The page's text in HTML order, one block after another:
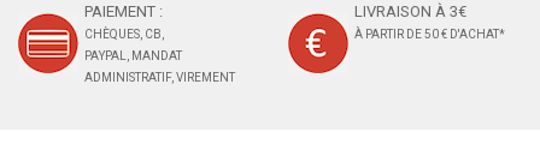
PAIEMENT :
CHÈQUES, CB,
PAYPAL, MANDAT
ADMINISTRATIF, VIREMENT
LIVRAISON À 3€
À PARTIR DE 50 € D'ACHAT*